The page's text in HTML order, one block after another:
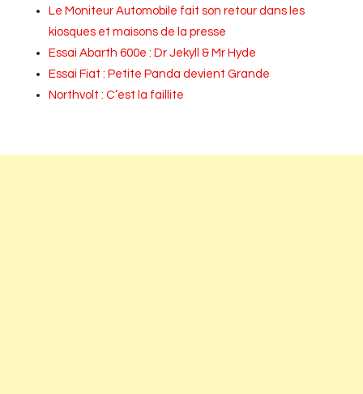
Le Moniteur Automobile fait son retour dans les
kiosques et maisons de la presse
Essai Abarth 600e : Dr Jekyll & Mr Hyde
Essai Fiat : Petite Panda devient Grande
Northvolt : C’est la faillite